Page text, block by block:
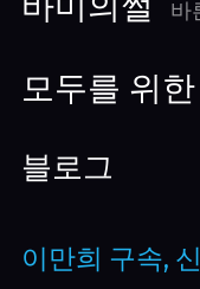
바
모두를 위
블로그
이만희 구속,